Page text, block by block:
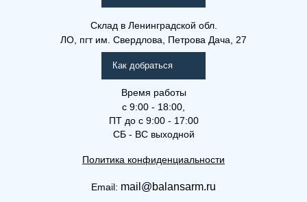
Склад в Ленинградской обл.
ЛО, пгт им. Свердлова, Петрова Дача, 27
Как добраться
Время работы
с 9:00 - 18:00,
ПТ до с 9:00 - 17:00
СБ - ВС выходной
Политика конфиденциальности
Email: mail@balansarm.ru